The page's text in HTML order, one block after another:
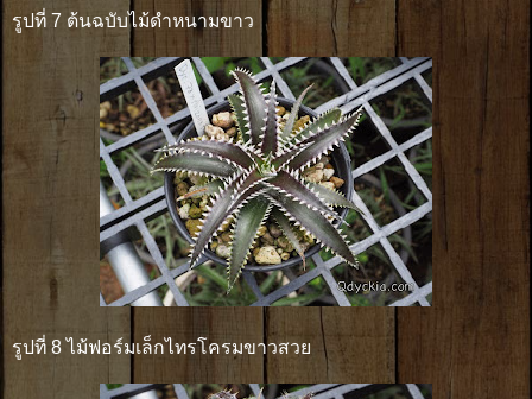
รูปที่ 7 ต้นฉบับไม้ดำหนามขาว
รูปที่ 8 ไม้ฟอร์มเล็กไทรโครมขาวสวย